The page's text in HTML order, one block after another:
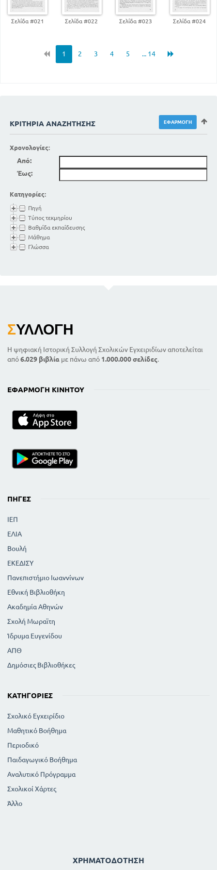
κόμματα
34
Κεφάλαιο 3
Ατομικές ελευθερίες
Κοινωνικά δικαιώματα
83
Κοινές υποχρεώσεις του πολίτη και της πολιτείας
88
Κεφάλαιο 5
Νομοθετική εξουσία 92
Κεφάλαιο 6
Εκτελεστική εξουσία 104
Κεφάλαιο 7
Κεφάλαιο 8
Η διοίκηση του κράτους και η τοπική αυτοδιοίκηση
Κεφάλαιο 9
Κεφάλαιο 12
Παράρτημα 185
Σελίδα #021 Σελίδα #022 Σελίδα #023 Σελίδα #024
1 2 3 4 5 ... 14
ΚΡΙΤΉΡΙΑ ΑΝΑΖΉΤΗΣΗΣ
Χρονολογίες:
Από:
Έως:
Κατηγορίες:
Πηγή
Τύπος τεκμηρίου
Βαθμίδα εκπαίδευσης
Μάθημα
Γλώσσα
ΣΥΛΛΟΓΉ
Η ψηφιακή Ιστορική Συλλογή Σχολικών Εγχειριδίων αποτελείται
από6.029 βιβλία με πάνω από 1.000.000 σελίδες.
ΕΦΑΡΜΟΓΉ ΚΙΝΗΤΟΎ
ΠΗΓΈΣ
ΙΕΠ
ΕΛΙΑ
Βουλή
ΕΚΕΔΙΣΥ
Πανεπιστήμιο Ιωαννίνων
Εθνική Βιβλιοθήκη
Ακαδημία Αθηνών
Σχολή Μωραϊτη
Ίδρυμα Ευγενίδου
ΑΠΘ
Δημόσιες Βιβλιοθήκες
ΚΑΤΗΓΟΡΊΕΣ
Σχολικό Εγχειρίδιο
Μαθητικό Βοήθημα
Περιοδικό
Παιδαγωγικό Βοήθημα
Αναλυτικό Πρόγραμμα
Σχολικοί Χάρτες
Άλλο
ΧΡΗΜΑΤΟΔΌΤΗΣΗ